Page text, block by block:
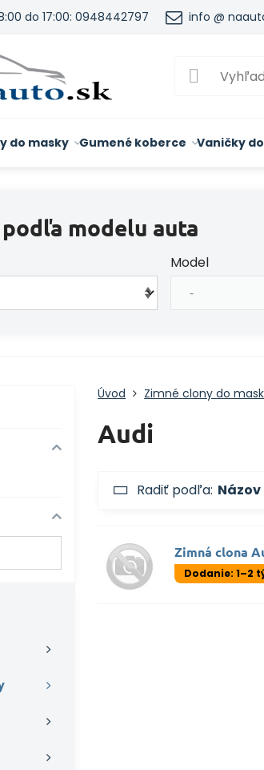
do 17:00: 0948442797 info @
do masky Gumené koberce Vaničky
modelu auta
Model
Úvod Zimné clony do
Audi
Radiť podľa: Názov
Zimná clona
Dodanie: 1–2